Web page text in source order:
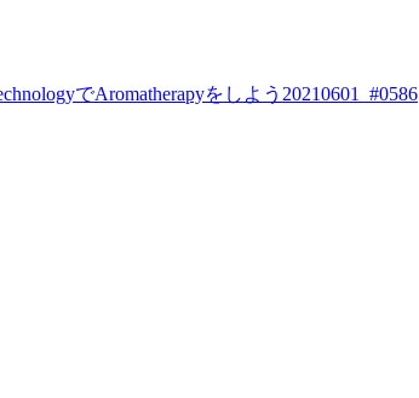
でAromatherapyをしよう20210601_#0586